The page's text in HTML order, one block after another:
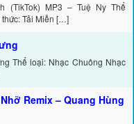
(TikTok) MP3 – Tuệ Ny Thể
Tải Miễn […]
Thể loại: Nhạc Chuông Nhạc
Remix – Quang Hùng